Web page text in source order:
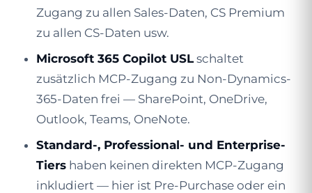
Zugang zu allen Sales-Daten, CS Premium
zu allen CS-Daten usw.
Microsoft 365 Copilot USLschaltet
zusätzlich MCP-Zugang zu Non-Dynamics-
365-Daten frei — SharePoint, OneDrive,
Outlook, Teams, OneNote.
Standard-, Professional- und Enterprise-
Tiers haben keinen direkten MCP-Zugang
inkludiert — hier ist Pre-Purchase oder ein